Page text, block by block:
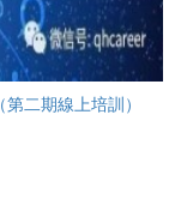
二期線上培訓）